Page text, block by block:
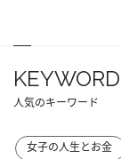
KEYWORD
人気のキーワード
女子の人生とお金